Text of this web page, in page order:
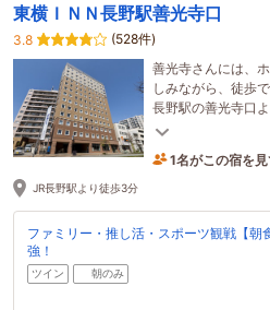
東横ＩＮＮ長野駅善光寺口
3.8
(528件)
善光寺さんには、
しみながら、徒歩
長野駅の善光寺口
ています。
1名がこの宿を
JR長野駅より徒歩3分
ファミリー・推し活・スポーツ観戦【朝
強！
ツイン 朝のみ